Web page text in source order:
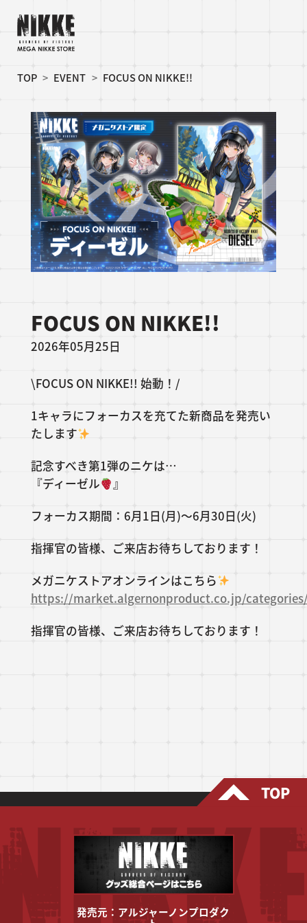
TOP EVENT FOCUS ON NIKKE!!
FOCUS ON NIKKE!!
2026年05月25日
\FOCUS ON NIKKE!! 始動！/
1キャラにフォーカスを充てた新商品を発売い
たします
記念すべき第1弾のニケは…
『ディーゼル
』
フォーカス期間：6月1日(月)～6月30日(火)
指揮官の皆様、ご来店お待ちしております！
メガニケストアオンラインはこちら
https://market.algernonproduct.co.jp/
指揮官の皆様、ご来店お待ちしております！
TOP
発売元：アルジャーノンプロダク